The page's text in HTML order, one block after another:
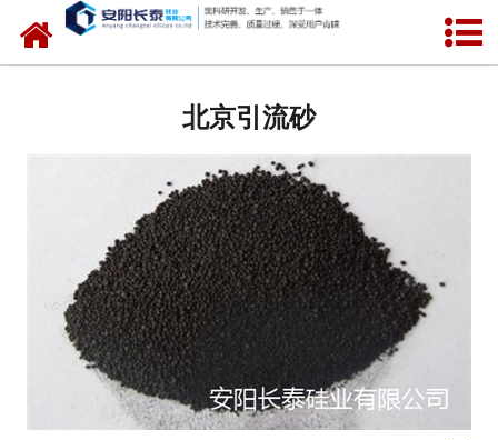
网站首页
北京定径水口
北京快速更换定径水口
北京中间包水口
北京引流砂
北京其他
北京引流砂